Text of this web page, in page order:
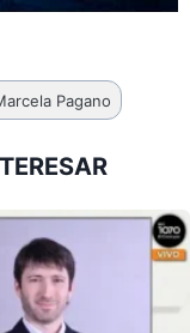
Pagano